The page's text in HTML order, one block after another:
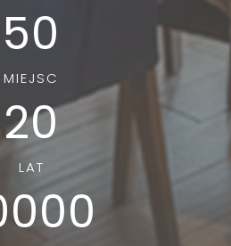
50
MIEJSC
20
LAT